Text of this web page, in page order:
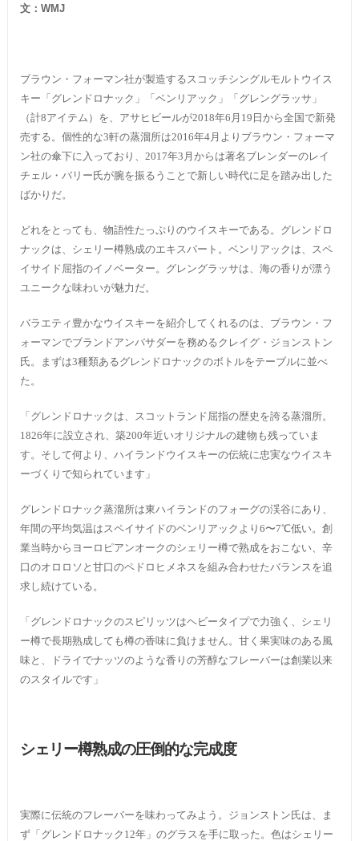
文： WMJ
ブラウン・フォーマン社が製造するスコッチシングルモルトウイス
キー「グレンドロナック」「ベンリアック」「グレングラッサ」
（計8アイテム）を、アサヒビールが2018年6月19日から全国で新発
売する。個性的な3軒の蒸溜所は2016年4月よりブラウン・フォーマ
ン社の傘下に入っており、2017年3月からは著名ブレンダーのレイ
チェル・バリー氏が腕を振るうことで新しい時代に足を踏み出した
ばかりだ。
どれをとっても、物語性たっぷりのウイスキーである。グレンドロ
ナックは、シェリー樽熟成のエキスパート。ベンリアックは、スペ
イサイド屈指のイノベーター。グレングラッサは、海の香りが漂う
ユニークな味わいが魅力だ。
バラエティ豊かなウイスキーを紹介してくれるのは、ブラウン・フ
ォーマンでブランドアンバサダーを務めるクレイグ・ジョンストン
氏。まずは3種類あるグレンドロナックのボトルをテーブルに並べ
た。
「グレンドロナックは、スコットランド屈指の歴史を誇る蒸溜所。
1826年に設立され、築200年近いオリジナルの建物も残っていま
す。そして何より、ハイランドウイスキーの伝統に忠実なウイスキ
ーづくりで知られています」
グレンドロナック蒸溜所は東ハイランドのフォーグの渓谷にあり、
年間の平均気温はスペイサイドのベンリアックより6〜7℃低い。創
業当時からヨーロピアンオークのシェリー樽で熟成をおこない、辛
口のオロロソと甘口のペドロヒメネスを組み合わせたバランスを追
求し続けている。
「グレンドロナックのスピリッツはヘビータイプで力強く、シェリ
ー樽で長期熟成しても樽の香味に負けません。甘く果実味のある風
味と、ドライでナッツのような香りの芳醇なフレーバーは創業以来
のスタイルです」
シェリー樽熟成の圧倒的な完成度
実際に伝統のフレーバーを味わってみよう。ジョンストン氏は、ま
ず「グレンドロナック12年」のグラスを手に取った。色はシェリー